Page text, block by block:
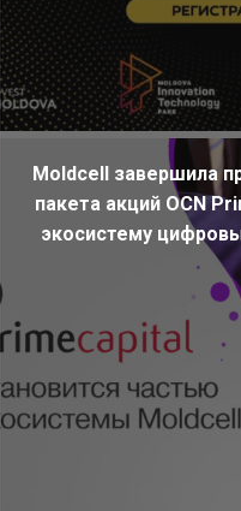
Moldcell завершила
пакета акций OCN
экосистему